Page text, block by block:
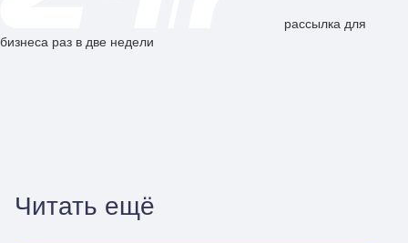
рассылка для
бизнеса раз в две недели
Читать ещё